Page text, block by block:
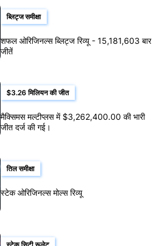
ब्लिट्ज समीक्षा
शफल ओरिजिनल्स ब्लिट्ज रिव्यू - 15,181,603 बार
जीतें
$3.26 मिलियन की जीत
मैक्सिमस मल्टीप्लस में $3,262,400.00 की भारी
जीत दर्ज की गई।
तिल समीक्षा
स्टेक ओरिजिनल्स मोल्स रिव्यू